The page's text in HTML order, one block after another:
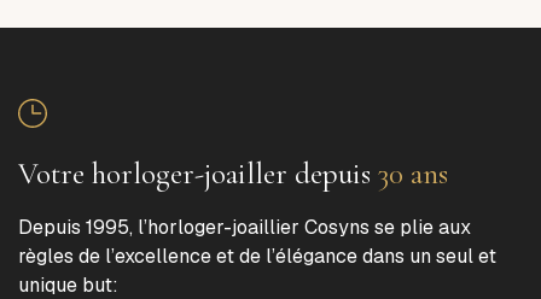
Votre horloger-joailler depuis 30 ans
Depuis 1995, l’horloger-joaillier Cosyns se plie aux
règles de l’excellence et de l’élégance dans un seul et
unique but: